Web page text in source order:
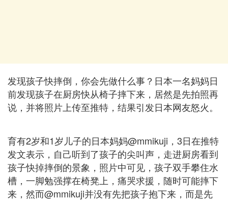
发现孩子快摔倒，你会先做什么事？日本一名妈妈日
前发现孩子在厨房快从椅子摔下来，居然是先拍照再
说，并将照片上传至推特，结果引发日本网友怒火。
育有2岁和1岁儿子的日本妈妈@mmikuji，3日在推特
发文表示，自己听到了孩子的尖叫声，走进厨房看到
孩子快掉摔倒的景象，照片中可见，孩子双手攀住水
槽，一脚勉强撑在椅凳上，痛哭求援，随时可能摔下
来，然而@mmikuji并没有先把孩子抱下来，而是先